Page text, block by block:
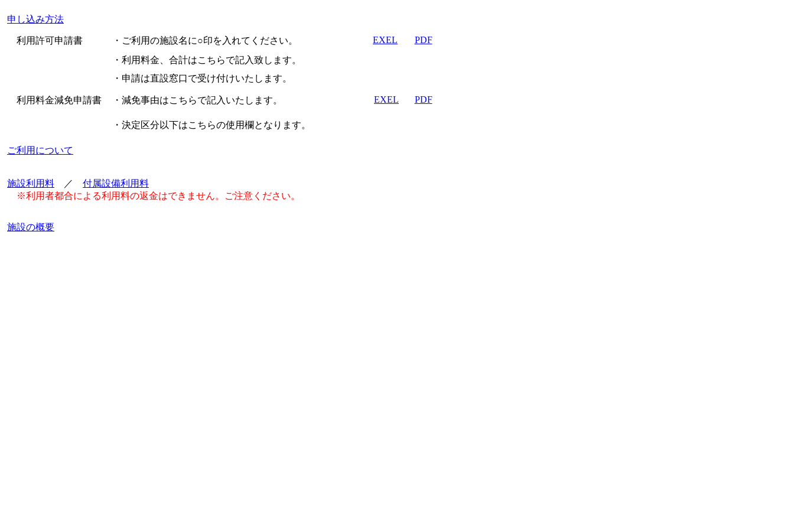
申し込み方法
利用許可申請書 ・ご利用の施設名に○印を入れてください。 EXEL
PDF
・利用料金、合計はこちらで記入致します。
・申請は直設窓口で受け付けいたします。
利用料金減免申請書 ・減免事由はこちらで記入いたします。 EXEL PDF
・決定区分以下はこちらの使用欄となります。
ご利用について
施設利用料 ／ 付属設備利用料
※利用者都合による利用料の返金はできません。ご注意ください。
施設の概要